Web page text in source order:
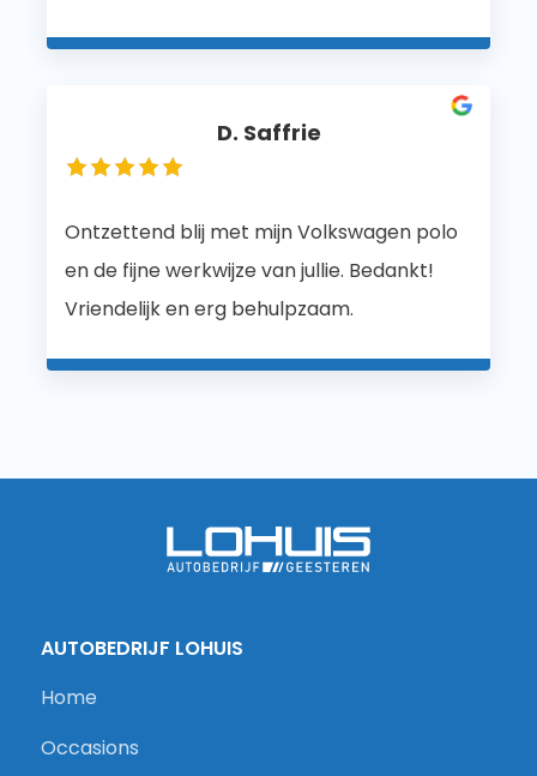
D. Saffrie
Ontzettend blij met mijn Volkswagen polo
en de fijne werkwijze van jullie. Bedankt!
Vriendelijk en erg behulpzaam.
AUTOBEDRIJF LOHUIS
Home
Occasions